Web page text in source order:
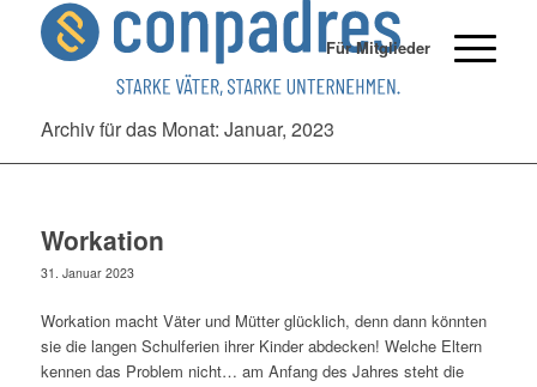
Für Mitglieder
Archiv für das Monat: Januar, 2023
Workation
31. Januar 2023
Workation macht Väter und Mütter glücklich, denn dann könnten
sie die langen Schulferien ihrer Kinder abdecken! Welche Eltern
kennen das Problem nicht… am Anfang des Jahres steht die